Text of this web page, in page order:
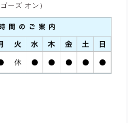
ーズ オン）